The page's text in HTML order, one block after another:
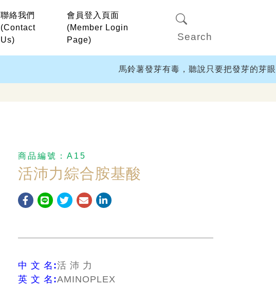
馬鈴薯發芽有毒，聽說只要把發芽的芽眼切
聯絡我們
(Contact
Us)
會員登入頁面
(Member Login
Page)
商品編號： A15
活沛力綜合胺基酸
中 文 名:活 沛 力
英 文 名:AMINOPLEX